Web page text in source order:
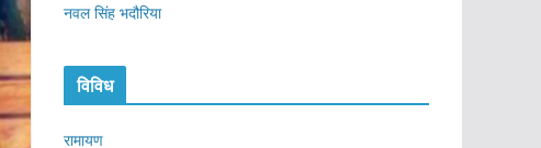
नवल सिंह भदौरिया
विविध
रामायण